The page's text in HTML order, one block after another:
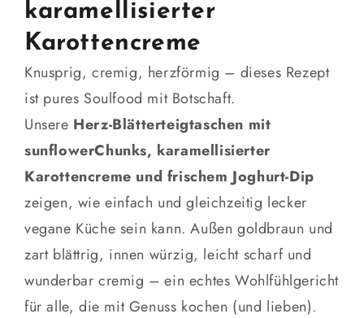
karamellisierter
Karottencreme
Knusprig, cremig, herzförmig – dieses Rezept
ist pures Soulfood mit Botschaft.
Unsere Herz-Blätterteigtaschen mit
sunflowerChunks, karamellisierter
Karottencreme und frischem Joghurt-Dip
zeigen, wie einfach und gleichzeitig lecker
vegane Küche sein kann. Außen goldbraun und
zart blättrig, innen würzig, leicht scharf und
wunderbar cremig – ein echtes Wohlfühlgericht
für alle, die mit Genuss kochen (und lieben).